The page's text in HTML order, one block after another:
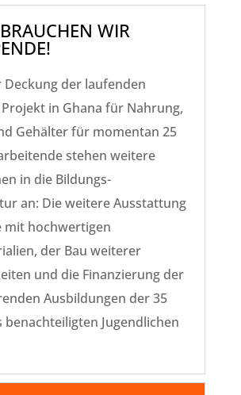
WIR
Deckung der laufenden
in Ghana für Nahrung,
Gehälter für momentan 25
stehen weitere
in die Bildungs-
an: Die weitere Ausstattung
mit hochwertigen
der Bau weiterer
und die Finanzierung der
Ausbildungen der 35
benachteiligten Jugendlichen